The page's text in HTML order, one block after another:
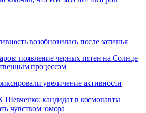
возобновилась после затишья
появление черных пятен на Солнце
процессом
увеличение активности
кандидат в космонавты
чувством юмора